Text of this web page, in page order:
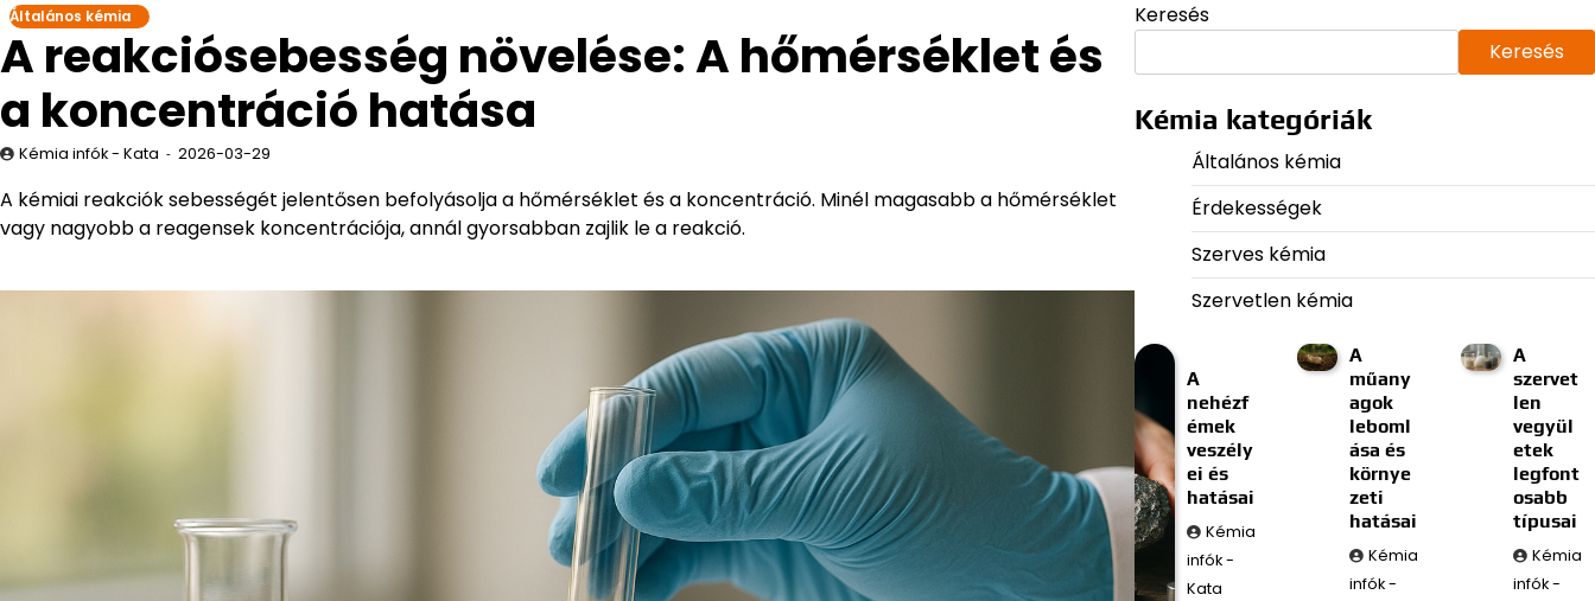
Általános kémia
A reakciósebesség növelése: A hőmérséklet és
a koncentráció hatása
Kémia infók - Kata 2026-03-29
A kémiai reakciók sebességét jelentősen befolyásolja a hőmérséklet és a koncentráció. Minél magasabb a hőmérséklet
vagy nagyobb a reagensek koncentrációja, annál gyorsabban zajlik le a reakció.
Keresés
Keresés
Kémia kategóriák
Általános kémia
Érdekességek
Szerves kémia
Szervetlen kémia
A
nehézf
émek
veszély
ei és
hatásai
Kémia
infók -
Kata
A
műany
agok
leboml
ása és
környe
zeti
hatásai
Kémia
infók -
A
szervet
len
vegyül
etek
legfont
osabb
típusai
Kémia
infók -